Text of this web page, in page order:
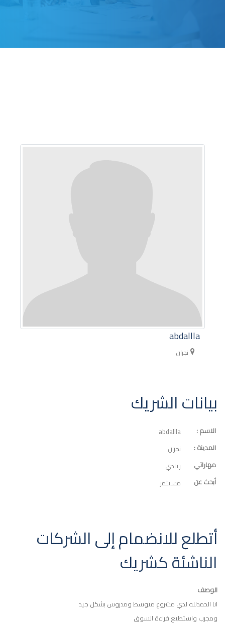
abdallla
نجران
بيانات الشريك
الاسم :
abdallla
المدينة :
نجران
مهاراتي
ريادي
أبحث عن
مستثمر
أتطلع للانضمام إلى الشركات
الناشئة كشريك
الوصف
انا الحمدلله لدي مشروع متوسط ومدروس بشكل جيد
ومجرب واستطيع قراءة السوق